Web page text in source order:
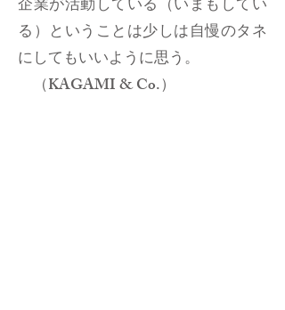
企業が活動している（いまもしてい
る）ということは少しは自慢のタネ
にしてもいいように思う。
（KAGAMI & Co.）